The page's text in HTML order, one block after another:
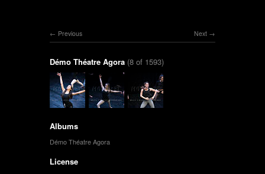
Next
Previous
Démo Théatre Agora (8 of 1593)
Albums
Démo Théatre Agora
License